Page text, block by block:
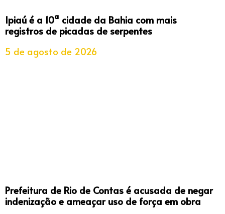
Ipiaú é a 10ª cidade da Bahia com mais
registros de picadas de serpentes
5 de agosto de 2026
Prefeitura de Rio de Contas é acusada de negar
indenização e ameaçar uso de força em obra